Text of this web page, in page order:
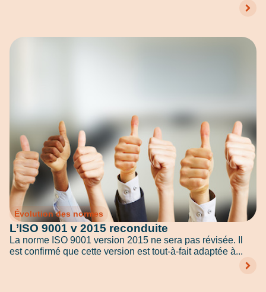
Évolution des normes
L’ISO 9001 v 2015 reconduite
La norme ISO 9001 version 2015 ne sera pas révisée. Il
est confirmé que cette version est tout-à-fait adaptée à...